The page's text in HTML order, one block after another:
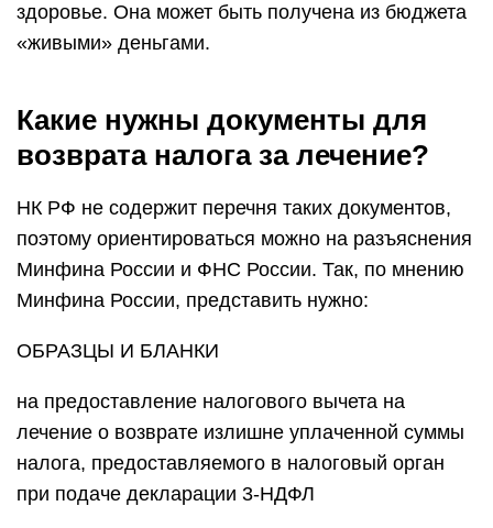
здоровье. Она может быть получена из бюджета
«живыми» деньгами.
Какие нужны документы для
возврата налога за лечение?
НК РФ не содержит перечня таких документов,
поэтому ориентироваться можно на разъяснения
Минфина России и ФНС России. Так, по мнению
Минфина России, представить нужно:
ОБРАЗЦЫ И БЛАНКИ
на предоставление налогового вычета на
лечение о возврате излишне уплаченной суммы
налога, предоставляемого в налоговый орган
при подаче декларации 3-НДФЛ